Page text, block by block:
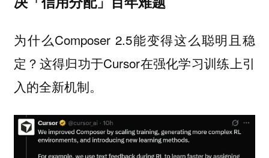
为什么Composer 2.5能变得这么聪明且稳
定？这得归功于Cursor在强化学习训练上引
入的全新机制。